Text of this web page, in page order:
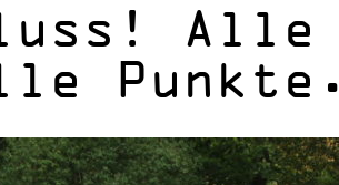
Alle
Punkte.